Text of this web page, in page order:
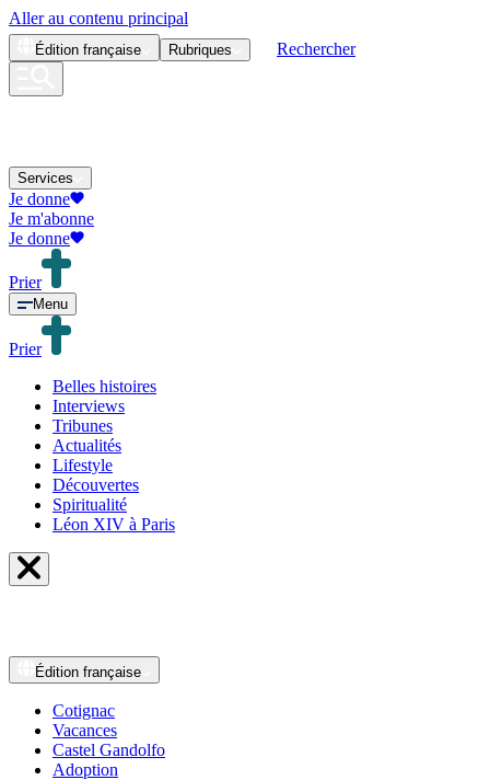
Aller au contenu principal
Édition française Rubriques Rechercher
Services
Je donne
Je m'abonne
Je donne
Prier
Menu
Prier
Belles histoires
Interviews
Tribunes
Actualités
Lifestyle
Découvertes
Spiritualité
Léon XIV à Paris
Édition française
Cotignac
Vacances
Castel Gandolfo
Adoption